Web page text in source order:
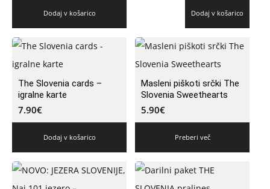
Dodaj v košarico Dodaj v košarico
The Slovenia cards –
igralne karte
7.90€
Dodaj v košarico
Masleni piškoti srčki The
Slovenia Sweethearts
5.90€
Preberi več